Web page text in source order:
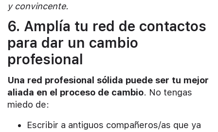
y convincente.
6. Amplía tu red de contactos
para dar un cambio
profesional
Una red profesional sólida puede ser tu mejor
aliada en el proceso de cambio. No tengas
miedo de:
Escribir a antiguos compañeros/as que ya